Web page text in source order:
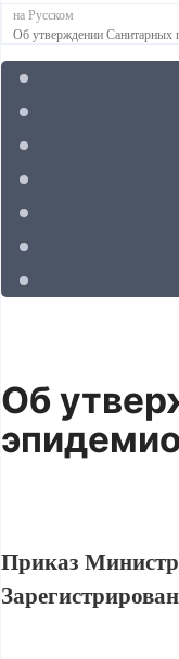
на Русском
Об утверждении Санитарных
Об
Приказ